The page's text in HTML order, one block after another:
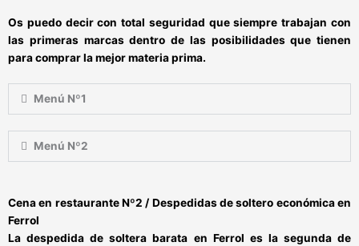
Os puedo decir con total seguridad que siempre trabajan con
las primeras marcas dentro de las posibilidades que tienen
para comprar la mejor materia prima.
Menú Nº1
Menú Nº2
Cena en restaurante Nº2 / Despedidas de soltero económica en
Ferrol
Ladespedida de soltera barata en Ferrol es la segunda de